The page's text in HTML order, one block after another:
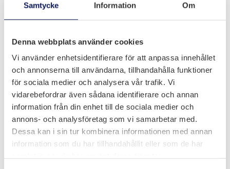
Samtycke Information Om
Denna webbplats använder cookies
Vi använder enhetsidentifierare för att anpassa innehållet
och annonserna till användarna, tillhandahålla funktioner
för sociala medier och analysera vår trafik. Vi
vidarebefordrar även sådana identifierare och annan
information från din enhet till de sociala medier och
annons- och analysföretag som vi samarbetar med.
Dessa kan i sin tur kombinera informationen med annan
information som du har tillhandahållit eller som de har
Melloff Bygg AB
 Olidevägen 6, Trollhättan